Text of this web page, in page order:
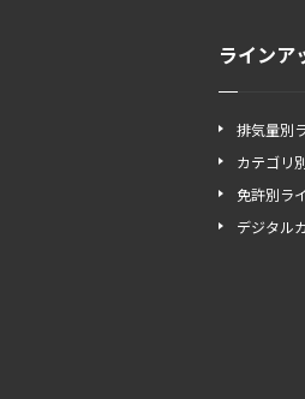
ラインア
排気量別
カテゴリ
免許別ラ
デジタル